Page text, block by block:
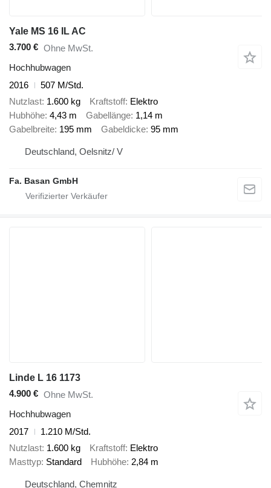
Yale MS 16 IL AC
3.700 € Ohne MwSt.
Hochhubwagen
2016
507 M/Std.
Nutzlast 1.600 kg Kraftstoff Elektro
Hubhöhe 4,43 m Gabellänge 1,14 m
Gabelbreite 195 mm Gabeldicke 95 mm
Deutschland, Oelsnitz/ V
Fa. Basan GmbH
Linde L 16 1173
4.900 € Ohne MwSt.
Hochhubwagen
2017
1.210 M/Std.
Nutzlast 1.600 kg Kraftstoff Elektro
Masttyp Standard Hubhöhe 2,84 m
Deutschland, Chemnitz